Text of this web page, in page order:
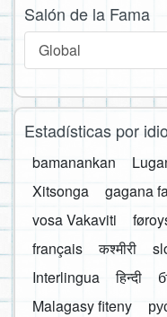
Salón de la Fama
Global
Estadísticas por
bamanankan
Xitsonga
gagana
vosa Vakaviti
français
कश्मीरी
Interlingua
हिन्दी
Malagasy fiteny